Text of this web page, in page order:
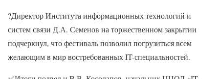
?Директор Института информационных технологий и
систем связи Д.А. Семенов на торжественном закрытии
подчеркнул, что фестиваль позволил погрузиться всем
желающим в мир востребованных IT-специальностей.